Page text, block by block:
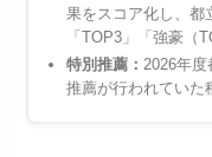
果をスコア化し、都
「TOP3」「強豪（
特別推薦： 2026年度
推薦が行われていた